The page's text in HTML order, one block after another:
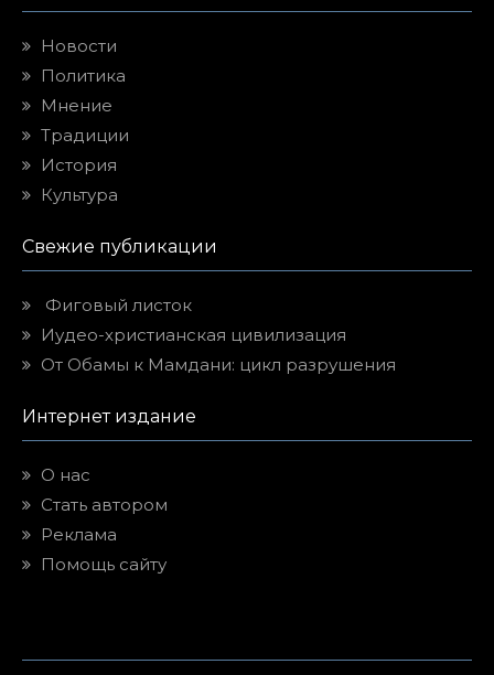
Новости
Политика
Мнение
Традиции
История
Культура
Свежие публикации
Фиговый листок
Иудео-христианская цивилизация
От Обамы к Мамдани: цикл разрушения
Интернет издание
О нас
Стать автором
Реклама
Помощь сайту